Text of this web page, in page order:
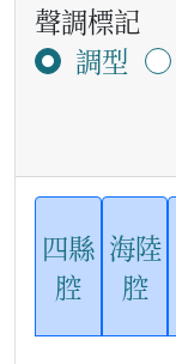
聲調標記
調型
四縣
腔
海陸
腔